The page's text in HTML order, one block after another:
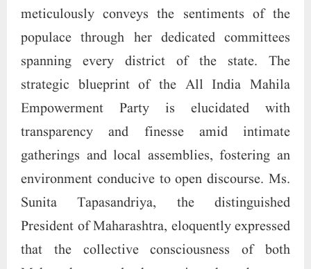
meticulously conveys the sentiments of the
populace through her dedicated committees
spanning every district of the state. The
strategic blueprint of the All India Mahila
Empowerment Party is elucidated with
transparency and finesse amid intimate
gatherings and local assemblies, fostering an
environment conducive to open discourse. Ms.
Sunita Tapasandriya, the distinguished
President of Maharashtra, eloquently expressed
that the collective consciousness of both